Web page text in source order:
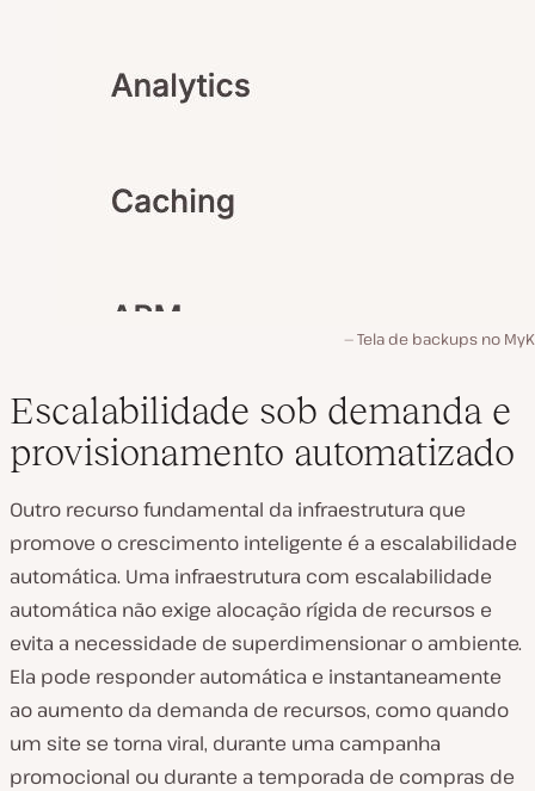
Tela de backups no
Escalabilidade sob demanda e
provisionamento automatizado
Outro recurso fundamental da infraestrutura que
promove o crescimento inteligente é a escalabilidade
automática. Uma infraestrutura com escalabilidade
automática não exige alocação rígida de recursos e
evita a necessidade de superdimensionar o ambiente.
Ela pode responder automática e instantaneamente
ao aumento da demanda de recursos, como quando
um site se torna viral, durante uma campanha
promocional ou durante a temporada de compras de